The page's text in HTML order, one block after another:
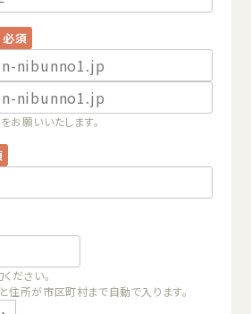
願いいたします。
ださい。
所が市区町村まで自動で入ります。